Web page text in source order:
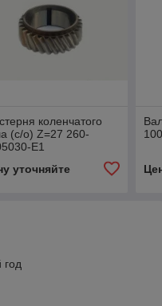
коленчатого
(с/о) Z=27 260-
Е1
уточняйте
год